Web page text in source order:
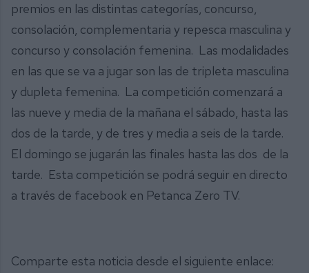
premios en las distintas categorías, concurso,
consolación, complementaria y repesca masculina y
concurso y consolación femenina. Las modalidades
en las que se va a jugar son las de tripleta masculina
y dupleta femenina. La competición comenzará a
las nueve y media de la mañana el sábado, hasta las
dos de la tarde, y de tres y media a seis de la tarde.
El domingo se jugarán las finales hasta las dos de la
tarde. Esta competición se podrá seguir en directo
a través de facebook en Petanca Zero TV.
Comparte esta noticia desde el siguiente enlace: